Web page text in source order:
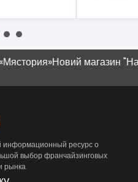
Новий магазин "Наш
информационный ресурс о
выбор франчайзинговых
рынка.